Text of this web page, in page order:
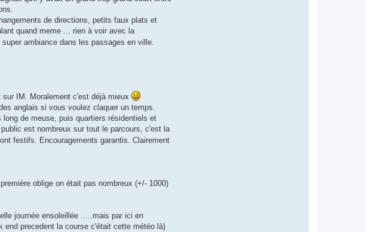
de directions, petits faux plats et
quand meme ... rien à voir avec la
ambiance dans les passages en ville.
IM. Moralement c'est déjà mieux
anglais si vous voulez claquer un temps.
de meuse, puis quartiers résidentiels et
est nombreux sur tout le parcours, c'est la
festifs. Encouragements garantis. Clairement
oblige on était pas nombreux (+/- 1000)
journée ensoleillée .....mais par ici en
end precedent la course c'était cette météo là)